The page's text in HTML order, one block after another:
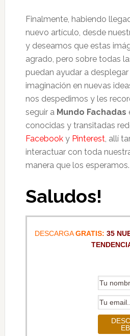
Finalmente, habiendo
nuevo artículo, desde
y deseamos que estas
agrado, pero sobre todas
puedan ayudar a
imaginación en nuevas
nos despedimos y les
seguir a Mundo Fachadas
conocidas y transitadas
Facebooky Pinterest, allí
interactuar con toda
manera que los esperamos.
Saludos!
DESCARGAGRATIS: 35